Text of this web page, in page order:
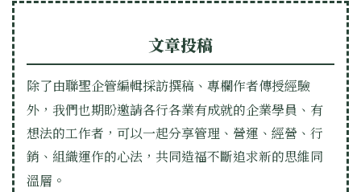
文章投稿
除了由聯聖企管編輯採訪撰稿、專欄作者傳授經驗
外，我們也期盼邀請各行各業有成就的企業學員、有
想法的工作者，可以一起分享管理、營運、經營、行
銷、組織運作的心法，共同造福不斷追求新的思維同
溫層。